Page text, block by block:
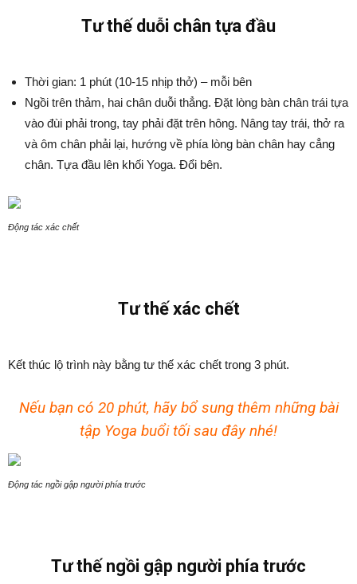
Tư thế duỗi chân tựa đầu
Thời gian: 1 phút (10-15 nhịp thở) – mỗi bên
Ngồi trên thảm, hai chân duỗi thẳng. Đặt lòng bàn chân trái tựa
vào đùi phải trong, tay phải đặt trên hông. Nâng tay trái, thở ra
và ôm chân phải lại, hướng về phía lòng bàn chân hay cẳng
chân. Tựa đầu lên khối Yoga. Đổi bên.
Động tác xác chết
Tư thế xác chết
Kết thúc lộ trình này bằng tư thế xác chết trong 3 phút.
Nếu bạn có 20 phút, hãy bổ sung thêm những bài
tập Yoga buổi tối sau đây nhé!
Động tác ngồi gập người phía trước
Tư thế ngồi gập người phía trước